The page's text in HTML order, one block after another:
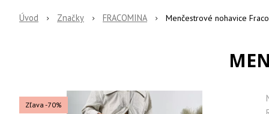
Úvod Značky FRACOMINA Menčestrové nohavice
Zľava -70%